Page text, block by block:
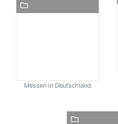
Messen in Deutschland